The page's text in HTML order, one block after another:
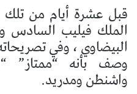
قبل عشرة أيام من تلك
الملك فيليب السادس
البيضاوي ، وفي
وصف بأنه “ممتاز”
واشنطن ومدريد.